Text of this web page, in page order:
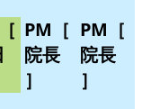
PM［
院長
］
PM［
院長
］